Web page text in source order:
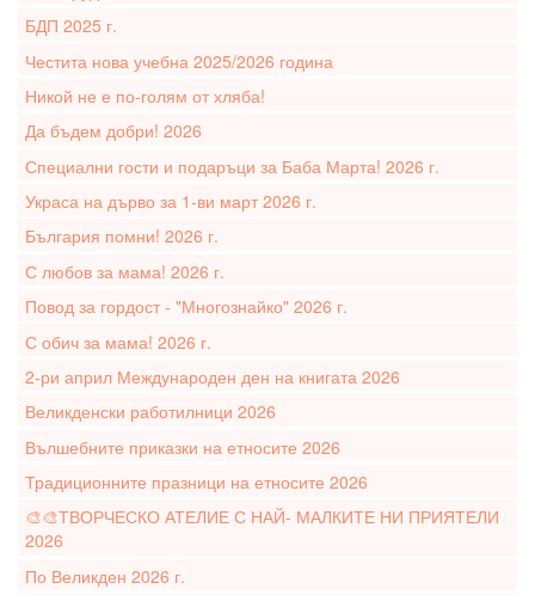
БДП 2025 г.
Честита нова учебна 2025/2026 година
Никой не е по-голям от хляба!
Да бъдем добри! 2026
Специални гости и подаръци за Баба Марта! 2026 г.
Украса на дърво за 1-ви март 2026 г.
България помни! 2026 г.
С любов за мама! 2026 г.
Повод за гордост - "Многознайко" 2026 г.
С обич за мама! 2026 г.
2-ри април Международен ден на книгата 2026
Великденски работилници 2026
Вълшебните приказки на етносите 2026
Традиционните празници на етносите 2026
🎨🎨ТВОРЧЕСКО АТЕЛИЕ С НАЙ- МАЛКИТЕ НИ ПРИЯТЕЛИ
2026
По Великден 2026 г.